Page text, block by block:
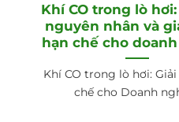
Khí CO trong lò hơi:
nguyên nhân và
hạn chế cho
Khí CO trong lò hơi:
chế cho Doanh